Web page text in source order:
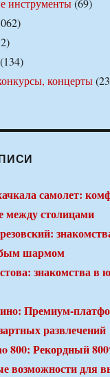
(134)
концерты
самолет:
между столицами
шармом
знакомства в
Премиум-
развлечений
800: Рекордный
возможности для